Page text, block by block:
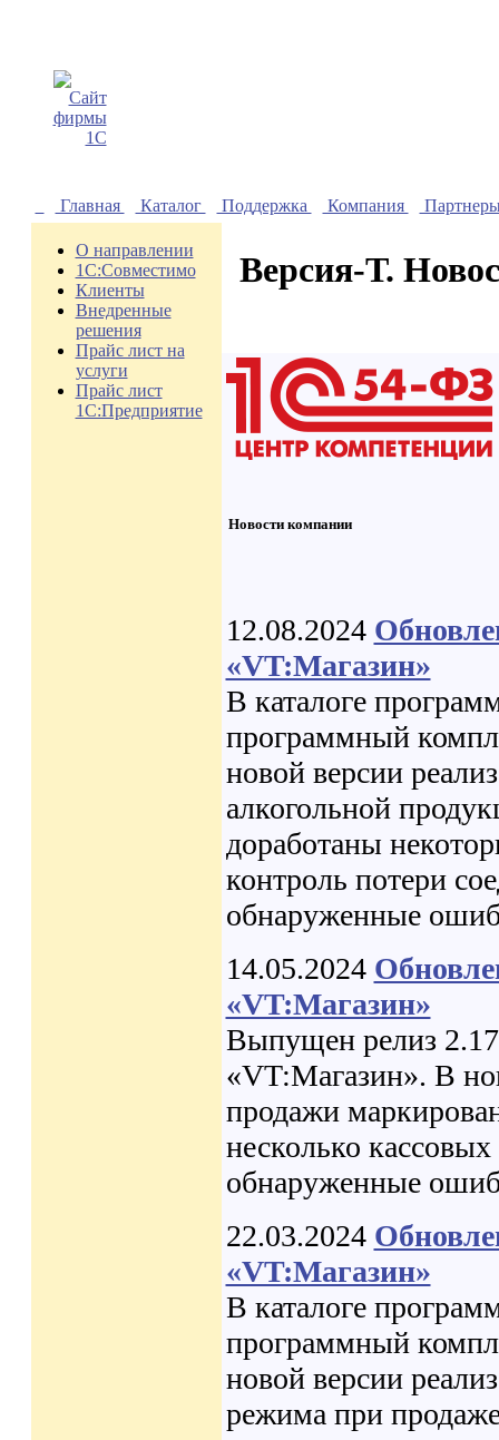
Главная Каталог Поддержка Компания
О направлении
1С:Совместимо
Клиенты
Внедренные
решения
Прайс лист на
услуги
Прайс лист
1С:Предприятие
Версия-Т.
Новости компании
12.08.2024
«VT:Магазин»
В каталоге
программный
новой версии
алкогольной
доработаны
контроль потери
обнаруженные
14.05.2024
«VT:Магазин»
Выпущен релиз
«VT:Магазин». В
продажи
несколько
обнаруженные
22.03.2024
«VT:Магазин»
В каталоге
программный
новой версии
режима при